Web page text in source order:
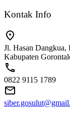
Kontak Info
Jl. Hasan
Kabupaten
0822 9115 1789